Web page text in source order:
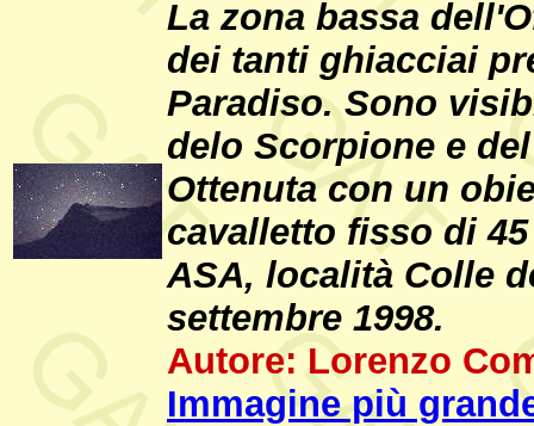
La zona bassa
dei tanti ghiacciai
Paradiso. Sono
delo Scorpione e
Ottenuta con un
cavalletto fisso di
ASA, località Colle
settembre 1998.
Autore: Lorenzo
Immagine più